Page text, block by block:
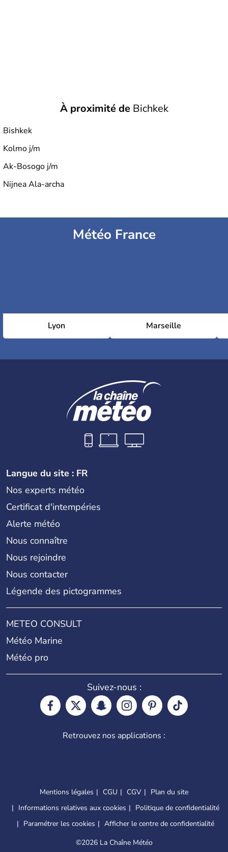
À proximité deBichkek
Bishkek
Kolmo j/m
Ak-Bosogo j/m
Nijnea Ala-archa
Météo France
Lyon Marseille
Langue du site : FR
Nos experts météo
Certificat d'intempéries
Alerte météo
Nous connaître
Nous rejoindre
Nous contacter
Légende des pictogrammes
METEO CONSULT
Météo Marine
Météo pro
Suivez-nous :
Retrouvez nos applications :
Mentions légales CGU CGV
Plan du site
Informations relatives aux cookies
Politique de confidentialité
Paramétrer les cookies
Afficher le centre de confidentialité
©2026 La Chaîne Météo